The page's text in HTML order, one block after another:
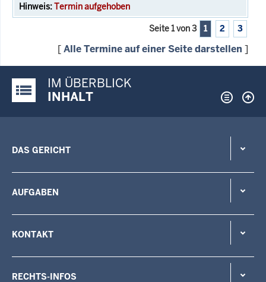
Termin aufgehoben
Seite 1 von 3 1 2 3
[Alle Termine auf einer Seite darstellen ]
Justiz-Portal im Überblick:
IM ÜBERBLICK
INHALT
DAS GERICHT
AUFGABEN
KONTAKT
RECHTS-INFOS